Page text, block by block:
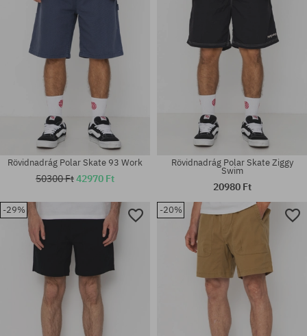
Elérhető méretek:
24; 25; 26; 27
Elérhető méretek:
Rövidnadrág Polar Skate 93 Work
50300 Ft42970 Ft
Rövidnadrág Polar Skate Ziggy
Swim
20980 Ft
-29% -20%